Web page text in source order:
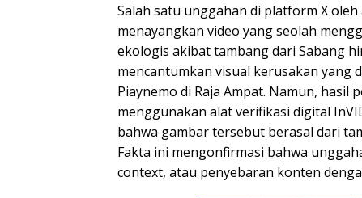
Salah satu unggahan di platform X oleh
menayangkan video yang seolah
ekologis akibat tambang dari Sabang
mencantumkan visual kerusakan yang
Piaynemo di Raja Ampat. Namun, hasil
menggunakan alat verifikasi digital
bahwa gambar tersebut berasal dari
Fakta ini mengonfirmasi bahwa
context, atau penyebaran konten